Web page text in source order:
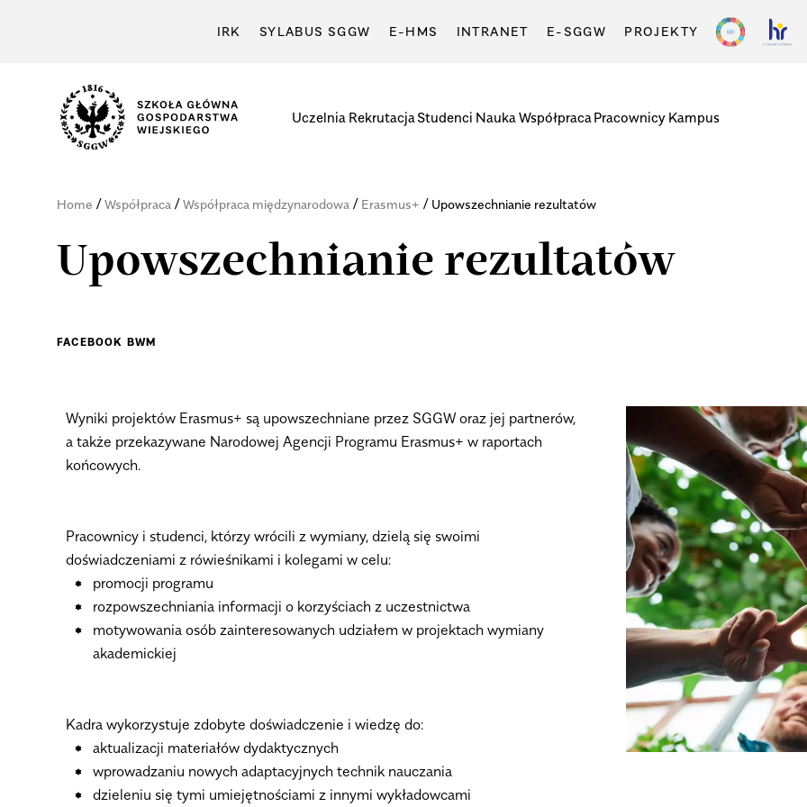
IRK SYLABUS SGGW E-HMS INTRANET E-SGGW PROJEKTY
Uczelnia Rekrutacja Studenci Nauka Współpraca Pracownicy Kampus
Home /Współpraca/Współpraca międzynarodowa/ Erasmus+ / Upowszechnianie rezultatów
Upowszechnianie rezultatów
FACEBOOK BWM
Wyniki projektów Erasmus+ są upowszechniane przez SGGW oraz jej partnerów,
a także przekazywane Narodowej Agencji Programu Erasmus+ w raportach
końcowych.
Pracownicy i studenci, którzy wrócili z wymiany, dzielą się swoimi
doświadczeniami z rówieśnikami i kolegami w celu:
promocji programu
rozpowszechniania informacji o korzyściach z uczestnictwa
motywowania osób zainteresowanych udziałem w projektach wymiany
akademickiej
Kadra wykorzystuje zdobyte doświadczenie i wiedzę do:
aktualizacji materiałów dydaktycznych
wprowadzaniu nowych adaptacyjnych technik nauczania
dzieleniu się tymi umiejętnościami z innymi wykładowcami